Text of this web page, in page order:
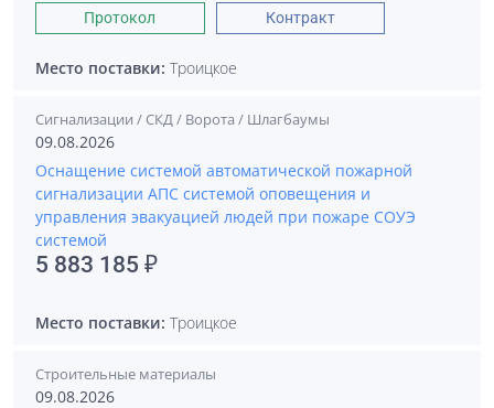
Протокол Контракт
Место поставки: Троицкое
Сигнализации / СКД / Ворота / Шлагбаумы
09.08.2026
Оснащение системой автоматической пожарной
сигнализации АПС системой оповещения и
управления эвакуацией людей при пожаре СОУЭ
системой
5 883 185 ₽
Место поставки: Троицкое
Строительные материалы
09.08.2026